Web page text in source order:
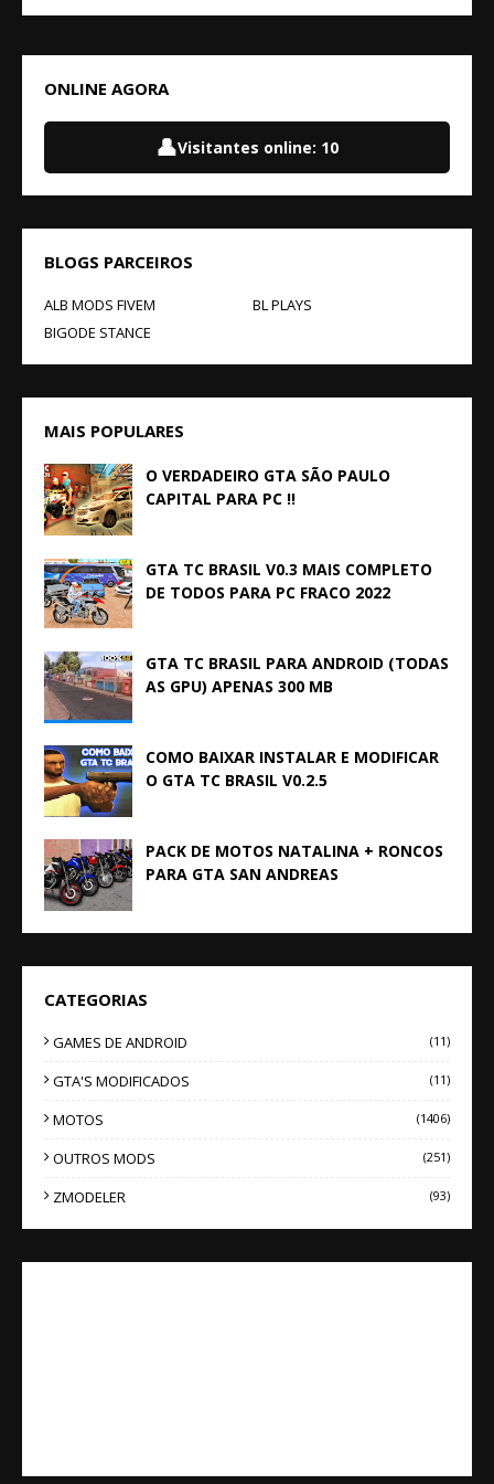
ONLINE AGORA
👤Visitantes online: 10
BLOGS PARCEIROS
ALB MODS FIVEM
BL PLAYS
BIGODE STANCE
MAIS POPULARES
O VERDADEIRO GTA SÃO PAULO
CAPITAL PARA PC !!
GTA TC BRASIL V0.3 MAIS COMPLETO
DE TODOS PARA PC FRACO 2022
GTA TC BRASIL PARA ANDROID (TODAS
AS GPU) APENAS 300 MB
COMO BAIXAR INSTALAR E MODIFICAR
O GTA TC BRASIL V0.2.5
PACK DE MOTOS NATALINA + RONCOS
PARA GTA SAN ANDREAS
CATEGORIAS
GAMES DE ANDROID (11)
GTA'S MODIFICADOS (11)
MOTOS (1406)
OUTROS MODS (251)
ZMODELER (93)